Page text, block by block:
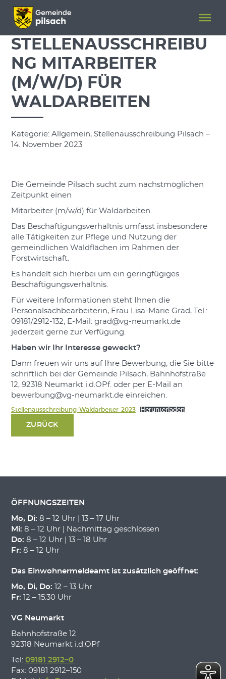
Menü überspringen
Menü überspringen
STELLENAUSSCHREIBU
NG MITARBEITER
(M/W/D) FÜR
WALDARBEITEN
Kategorie: Allgemein, Stellenausschreibung Pilsach –
14. November 2023
Die Gemeinde Pilsach sucht zum nächstmöglichen
Zeitpunkt einen
Mitarbeiter (m/w/d) für Waldarbeiten.
Das Beschäftigungsverhältnis umfasst insbesondere
alle Tätigkeiten zur Pflege und Nutzung der
gemeindlichen Waldflächen im Rahmen der
Forstwirtschaft.
Es handelt sich hierbei um ein geringfügiges
Beschäftigungsverhältnis.
Für weitere Informationen steht Ihnen die
Personalsachbearbeiterin, Frau Lisa-Marie Grad, Tel.:
09181/2912-132, E-Mail: grad@vg-neumarkt.de
jederzeit gerne zur Verfügung.
Haben wir Ihr Interesse geweckt?
Dann freuen wir uns auf Ihre Bewerbung, die Sie bitte
schriftlich bei der Gemeinde Pilsach, Bahnhofstraße
12, 92318 Neumarkt i.d.OPf. oder per E-Mail an
bewerbung@vg-neumarkt.de einreichen.
Stellenausschreibung-Waldarbeiter-2023 Herunterladen
ZURÜCK
ÖFFNUNGSZEITEN
Mo, Di: 8 – 12 Uhr | 13 – 17 Uhr
Mi: 8 – 12 Uhr | Nachmittag geschlossen
Do: 8 – 12 Uhr | 13 – 18 Uhr
Fr: 8 – 12 Uhr
Das Einwohnermeldeamt ist zusätzlich geöffnet:
Mo, Di, Do: 12 – 13 Uhr
Fr: 12 – 15:30 Uhr
VG Neumarkt
Bahnhofstraße 12
92318 Neumarkt i.d.OPf
Tel: 09181 2912–0
Fax: 09181 2912–150